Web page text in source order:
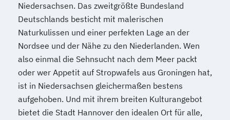
Niedersachsen. Das zweitgrößte Bundesland
Deutschlands besticht mit malerischen
Naturkulissen und einer perfekten Lage an der
Nordsee und der Nähe zu den Niederlanden. Wen
also einmal die Sehnsucht nach dem Meer packt
oder wer Appetit auf Stropwafels aus Groningen hat,
ist in Niedersachsen gleichermaßen bestens
aufgehoben. Und mit ihrem breiten Kulturangebot
bietet die Stadt Hannover den idealen Ort für alle,